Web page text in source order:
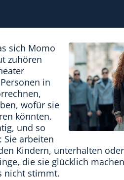
sich Momo
zuhören
in
wofür sie
könnten.
und so
Sie arbeiten
Kindern, unterhalten
die sie glücklich
nicht stimmt.